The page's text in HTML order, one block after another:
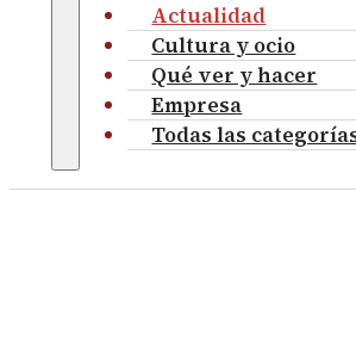
Actualidad
Cultura y ocio
Qué ver y hacer
Empresa
Todas las